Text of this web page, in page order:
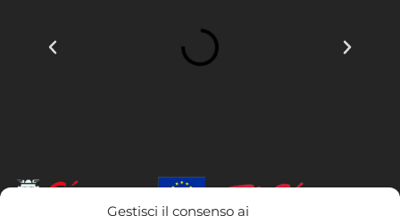
Gestisci il consenso ai